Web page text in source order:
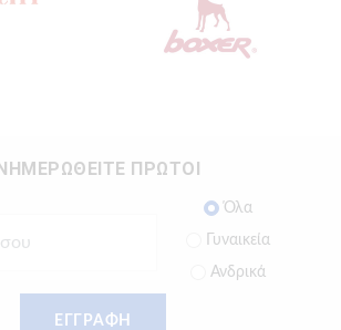
ΠΡΩΤΟΙ
Όλα
Γυναικεία
Ανδρικά
ΕΓΓΡΑΦΗ